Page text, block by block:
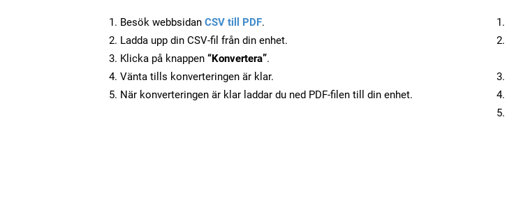
Besök webbsidan CSV till PDF.
Ladda upp din CSV-fil från din enhet.
Klicka på knappen “Konvertera”.
Vänta tills konverteringen är klar.
När konverteringen är klar laddar du ned PDF-filen till din enhet.